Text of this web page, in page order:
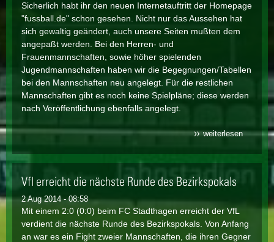
Sicherlich habt ihr den neuen Internetauftritt der Homepage
"fussball.de" schon gesehen. Nicht nur das Aussehen hat
sich gewaltig geändert, auch unsere Seiten mußten dem
angepaßt werden. Bei den Herren- und
Frauenmannschaften, sowie höher spielenden
Jugendmannschaften haben wir die Begegnungen/Tabellen
bei den Mannschaften neu angelegt. Für die restlichen
Mannschaften gibt es noch keine Spielpläne; diese werden
nach Veröffentlichung ebenfalls angelegt.
weiterlesenüber
verlinkt
Vfl erreicht die nächste Runde des Bezirkspokals
2 Aug 2014 - 08:58
Mit einem 2:0 (0:0) beim FC Stadthagen erreicht der VfL
verdient die nächste Runde des Bezirkspokals. Von Anfang
an war es ein Fight zweier Mannschaften, die ihren Gegner